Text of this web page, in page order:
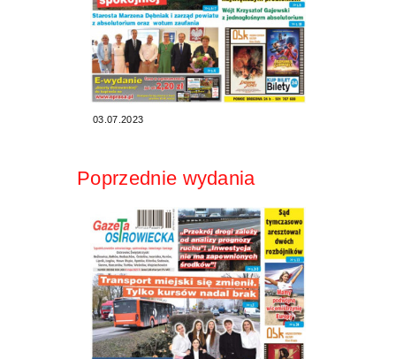
03.07.2023
Poprzednie wydania